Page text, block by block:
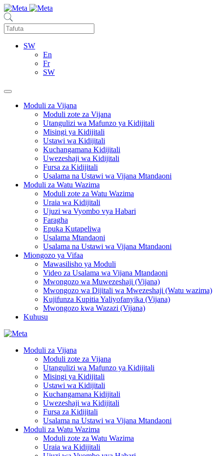
SW
En
Fr
SW
Moduli za Vijana
Moduli zote za Vijana
Utangulizi wa Mafunzo ya Kidijitali
Misingi ya Kidijitali
Ustawi wa Kidijitali
Kuchangamana Kidijitali
Uwezeshaji wa Kidijitali
Fursa za Kidijitali
Usalama na Ustawi wa Vijana Mtandaoni
Moduli za Watu Wazima
Moduli zote za Watu Wazima
Uraia wa Kidijitali
Ujuzi wa Vyombo vya Habari
Faragha
Epuka Kutapeliwa
Usalama Mtandaoni
Usalama na Ustawi wa Vijana Mtandaoni
Miongozo ya Vifaa
Mawasilisho ya Moduli
Video za Usalama wa Vijana Mtandaoni
Mwongozo wa Muwezeshaji (Vijana)
Mwongozo wa Dijitali wa Mwezeshaji (Watu wazima)
Kujifunza Kupitia Yaliyofanyika (Vijana)
Mwongozo kwa Wazazi (Vijana)
Kuhusu
Moduli za Vijana
Moduli zote za Vijana
Utangulizi wa Mafunzo ya Kidijitali
Misingi ya Kidijitali
Ustawi wa Kidijitali
Kuchangamana Kidijitali
Uwezeshaji wa Kidijitali
Fursa za Kidijitali
Usalama na Ustawi wa Vijana Mtandaoni
Moduli za Watu Wazima
Moduli zote za Watu Wazima
Uraia wa Kidijitali